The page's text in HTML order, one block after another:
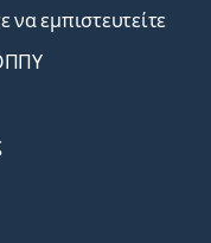
να εμπιστευτείτε